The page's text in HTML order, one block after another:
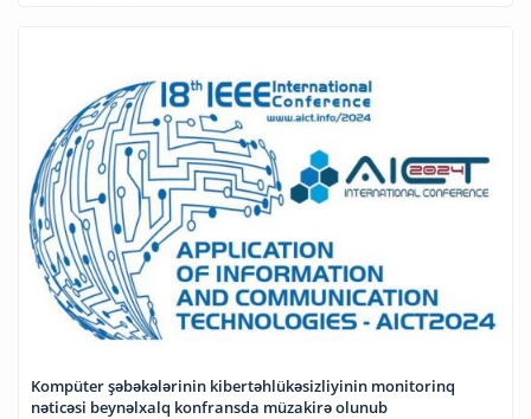
Kompüter şəbəkələrinin kibertəhlükəsizliyinin monitorinq
nəticəsi beynəlxalq konfransda müzakirə olunub